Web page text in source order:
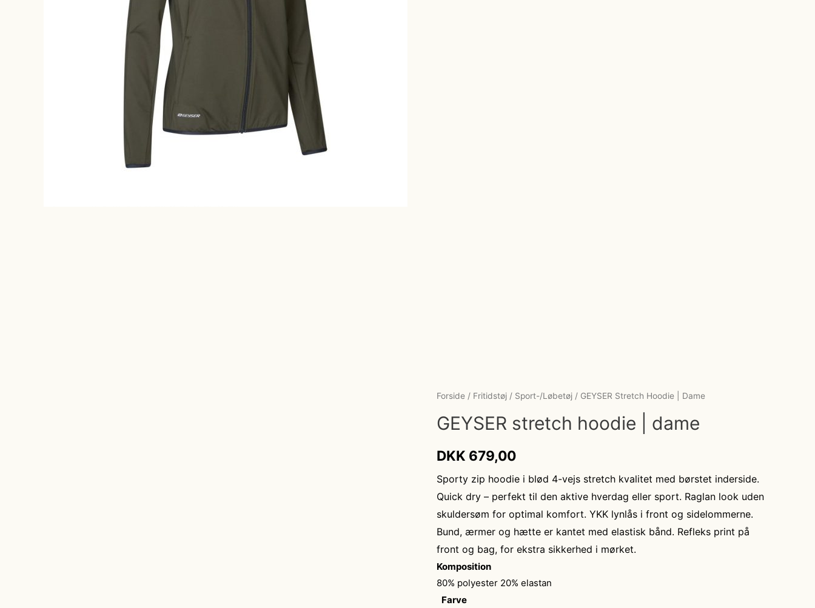
Forside / Fritidstøj / Sport-/løbetøj / GEYSER Stretch Hoodie | Dame
GEYSER stretch hoodie | dame
DKK 679,00
Sporty zip hoodie i blød 4-vejs stretch kvalitet med børstet inderside.
Quick dry – perfekt til den aktive hverdag eller sport. Raglan look uden
skuldersøm for optimal komfort. YKK lynlås i front og sidelommerne.
Bund, ærmer og hætte er kantet med elastisk bånd. Refleks print på
front og bag, for ekstra sikkerhed i mørket.
Komposition
80% polyester 20% elastan
Farve